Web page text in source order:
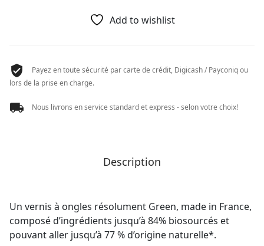
Add to wishlist
Payez en toute sécurité par carte de crédit, Digicash / Payconiq ou
lors de la prise en charge.
Nous livrons en service standard et express - selon votre choix!
Description
Un vernis à ongles résolument Green, made in France,
composé d’ingrédients jusqu’à 84% biosourcés et
pouvant aller jusqu’à 77 % d’origine naturelle*.